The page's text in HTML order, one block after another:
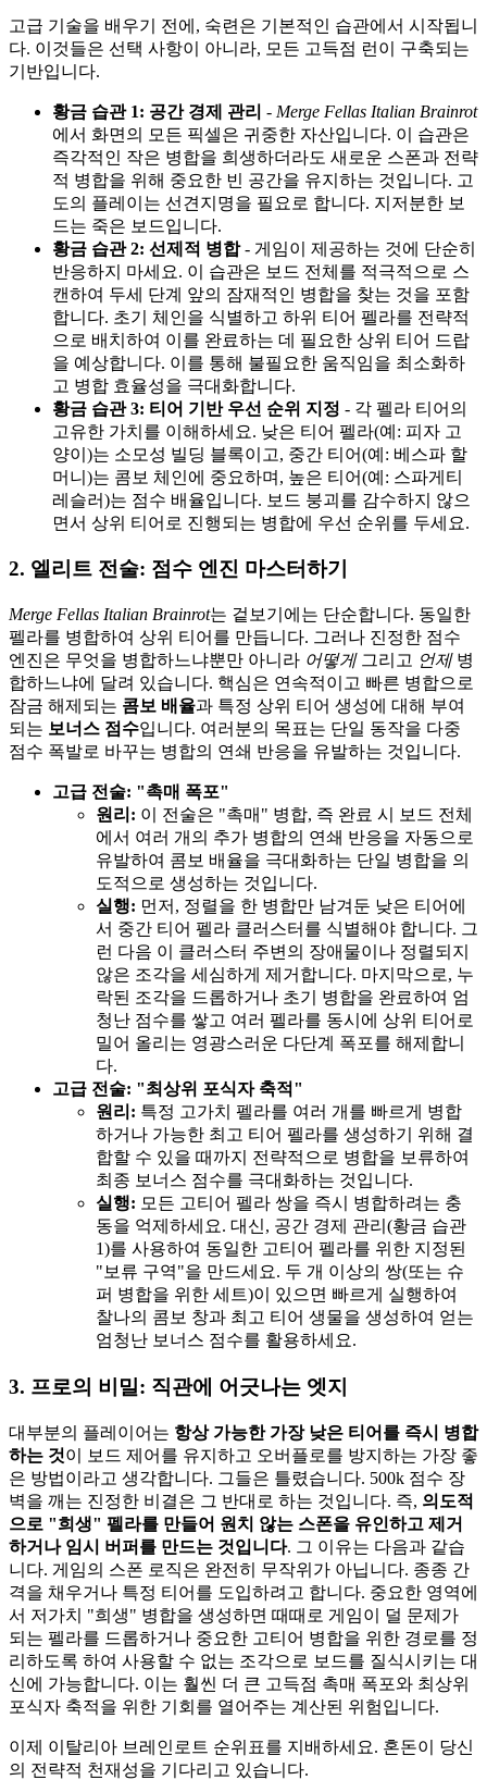
고급 기술을 배우기 전에, 숙련은 기본적인 습관에서 시작됩니
다. 이것들은 선택 사항이 아니라, 모든 고득점 런이 구축되는
기반입니다.
황금 습관 1: 공간 경제 관리 - Merge Fellas Italian Brainrot
에서 화면의 모든 픽셀은 귀중한 자산입니다. 이 습관은
즉각적인 작은 병합을 희생하더라도 새로운 스폰과 전략
적 병합을 위해 중요한 빈 공간을 유지하는 것입니다. 고
도의 플레이는 선견지명을 필요로 합니다. 지저분한 보
드는 죽은 보드입니다.
황금 습관 2: 선제적 병합- 게임이 제공하는 것에 단순히
반응하지 마세요. 이 습관은 보드 전체를 적극적으로 스
캔하여 두세 단계 앞의 잠재적인 병합을 찾는 것을 포함
합니다. 초기 체인을 식별하고 하위 티어 펠라를 전략적
으로 배치하여 이를 완료하는 데 필요한 상위 티어 드랍
을 예상합니다. 이를 통해 불필요한 움직임을 최소화하
고 병합 효율성을 극대화합니다.
황금 습관 3: 티어 기반 우선 순위 지정 - 각 펠라 티어의
고유한 가치를 이해하세요. 낮은 티어 펠라(예: 피자 고
양이)는 소모성 빌딩 블록이고, 중간 티어(예: 베스파 할
머니)는 콤보 체인에 중요하며, 높은 티어(예: 스파게티
레슬러)는 점수 배율입니다. 보드 붕괴를 감수하지 않으
면서 상위 티어로 진행되는 병합에 우선 순위를 두세요.
2. 엘리트 전술: 점수 엔진 마스터하기
Merge Fellas Italian Brainrot는 겉보기에는 단순합니다. 동일한
펠라를 병합하여 상위 티어를 만듭니다. 그러나 진정한 점수
엔진은 무엇을 병합하느냐뿐만 아니라 어떻게그리고 언제병
합하느냐에 달려 있습니다. 핵심은 연속적이고 빠른 병합으로
잠금 해제되는 콤보 배율과 특정 상위 티어 생성에 대해 부여
되는 보너스 점수입니다. 여러분의 목표는 단일 동작을 다중
점수 폭발로 바꾸는 병합의 연쇄 반응을 유발하는 것입니다.
고급 전술: "촉매 폭포"
원리: 이 전술은 "촉매" 병합, 즉 완료 시 보드 전체
에서 여러 개의 추가 병합의 연쇄 반응을 자동으로
유발하여 콤보 배율을 극대화하는 단일 병합을 의
도적으로 생성하는 것입니다.
실행: 먼저, 정렬을 한 병합만 남겨둔 낮은 티어에
서 중간 티어 펠라 클러스터를 식별해야 합니다. 그
런 다음 이 클러스터 주변의 장애물이나 정렬되지
않은 조각을 세심하게 제거합니다. 마지막으로, 누
락된 조각을 드롭하거나 초기 병합을 완료하여 엄
청난 점수를 쌓고 여러 펠라를 동시에 상위 티어로
밀어 올리는 영광스러운 다단계 폭포를 해제합니
다.
고급 전술: "최상위 포식자 축적"
원리: 특정 고가치 펠라를 여러 개를 빠르게 병합
하거나 가능한 최고 티어 펠라를 생성하기 위해 결
합할 수 있을 때까지 전략적으로 병합을 보류하여
최종 보너스 점수를 극대화하는 것입니다.
실행: 모든 고티어 펠라 쌍을 즉시 병합하려는 충
동을 억제하세요. 대신, 공간 경제 관리(황금 습관
1)를 사용하여 동일한 고티어 펠라를 위한 지정된
"보류 구역"을 만드세요. 두 개 이상의 쌍(또는 슈
퍼 병합을 위한 세트)이 있으면 빠르게 실행하여
찰나의 콤보 창과 최고 티어 생물을 생성하여 얻는
엄청난 보너스 점수를 활용하세요.
3. 프로의 비밀: 직관에 어긋나는 엣지
대부분의 플레이어는 항상 가능한 가장 낮은 티어를 즉시 병합
하는 것이 보드 제어를 유지하고 오버플로를 방지하는 가장 좋
은 방법이라고 생각합니다. 그들은 틀렸습니다. 500k 점수 장
벽을 깨는 진정한 비결은 그 반대로 하는 것입니다. 즉, 의도적
으로 "희생" 펠라를 만들어 원치 않는 스폰을 유인하고 제거
하거나 임시 버퍼를 만드는 것입니다. 그 이유는 다음과 같습
니다. 게임의 스폰 로직은 완전히 무작위가 아닙니다. 종종 간
격을 채우거나 특정 티어를 도입하려고 합니다. 중요한 영역에
서 저가치 "희생" 병합을 생성하면 때때로 게임이 덜 문제가
되는 펠라를 드롭하거나 중요한 고티어 병합을 위한 경로를 정
리하도록 하여 사용할 수 없는 조각으로 보드를 질식시키는 대
신에 가능합니다. 이는 훨씬 더 큰 고득점 촉매 폭포와 최상위
포식자 축적을 위한 기회를 열어주는 계산된 위험입니다.
이제 이탈리아 브레인로트 순위표를 지배하세요. 혼돈이 당신
의 전략적 천재성을 기다리고 있습니다.